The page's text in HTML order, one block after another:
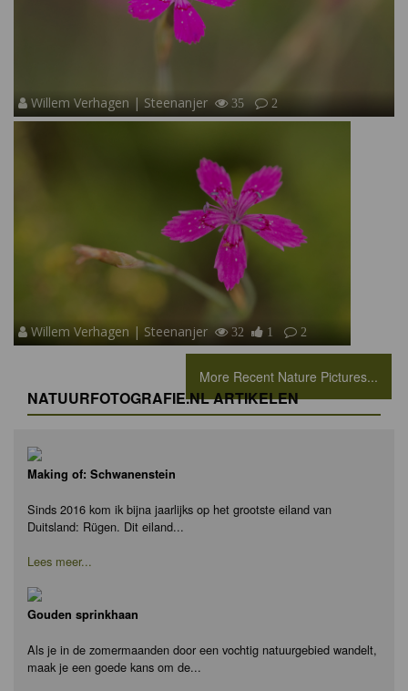
Willem Verhagen | Steenanjer 35 2
Willem Verhagen | Steenanjer 32 1 2
More Recent Nature Pictures...
NATUURFOTOGRAFIE.NL ARTIKELEN
Making of: Schwanenstein
Sinds 2016 kom ik bijna jaarlijks op het grootste eiland van
Duitsland: Rügen. Dit eiland...
Lees meer...
Gouden sprinkhaan
Als je in de zomermaanden door een vochtig natuurgebied wandelt,
maak je een goede kans om de...